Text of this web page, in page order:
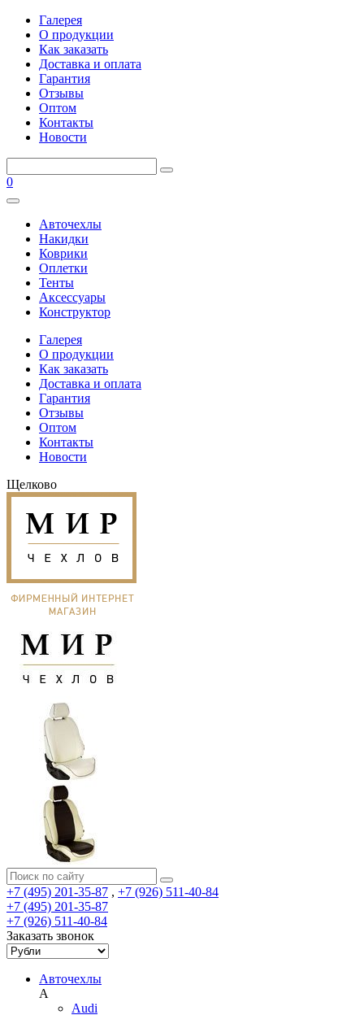
Галерея
О продукции
Как заказать
Доставка и оплата
Гарантия
Отзывы
Оптом
Контакты
Новости
0
Авточехлы
Накидки
Коврики
Оплетки
Тенты
Аксессуары
Конструктор
Галерея
О продукции
Как заказать
Доставка и оплата
Гарантия
Отзывы
Оптом
Контакты
Новости
Щелково
+7 (495) 201-35-87 , +7 (926) 511-40-84
+7 (495) 201-35-87
+7 (926) 511-40-84
Заказать звонок
Авточехлы
A
Audi